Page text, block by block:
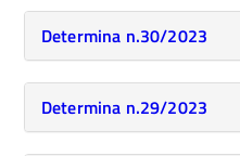
Determina n.30/2023
Determina n.29/2023